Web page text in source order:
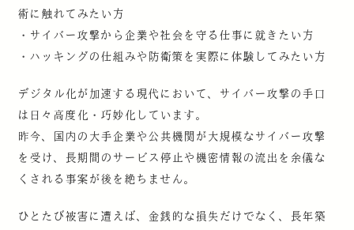
術に触れてみたい方
・サイバー攻撃から企業や社会を守る仕事に就きたい方
・ハッキングの仕組みや防衛策を実際に体験してみたい方
デジタル化が加速する現代において、サイバー攻撃の手口
は日々高度化・巧妙化しています。
昨今、国内の大手企業や公共機関が大規模なサイバー攻撃
を受け、長期間のサービス停止や機密情報の流出を余儀な
くされる事案が後を絶ちません。
ひとたび被害に遭えば、金銭的な損失だけでなく、長年築